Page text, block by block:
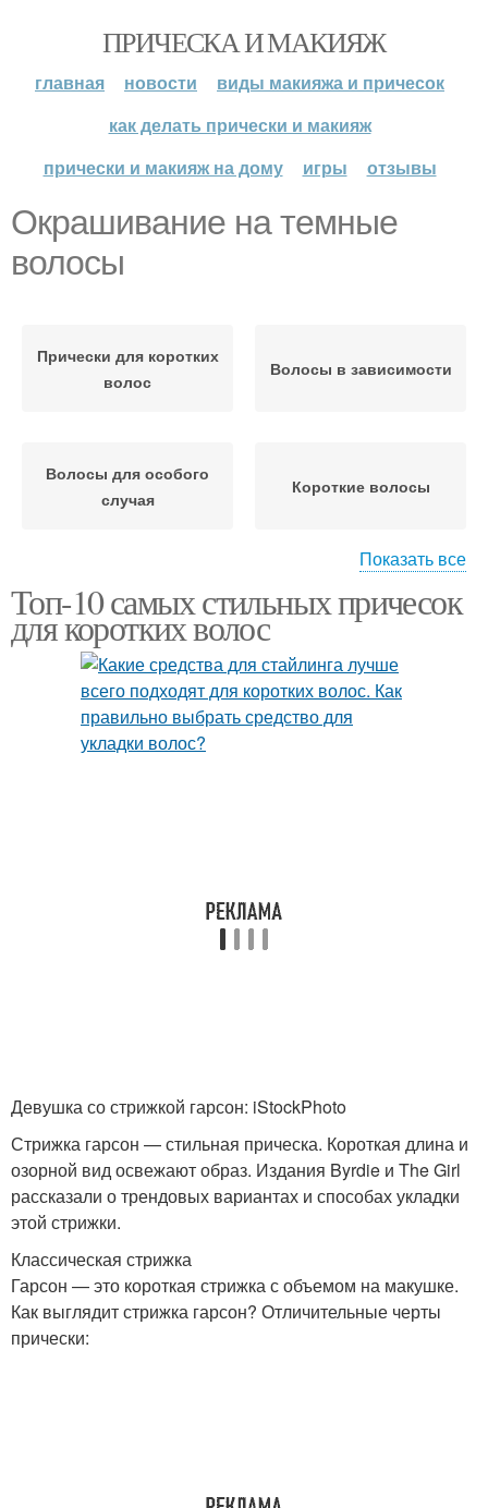
ПРИЧЕСКА И МАКИЯЖ
главная новости
виды макияжа и причесок
как делать прически и макияж
прически и макияж на дому
игры отзывы
Окрашивание на темные
волосы
Прически для коротких
волос
Волосы в зависимости
Волосы для особого
случая
Короткие волосы
Скрытое окрашивание Решения для волос
Волос в блонд Краситель с волос
Волос с челкой
Мелирование на
средние волосы
Волосы с челкой Кудрявые волосы
Показать все
Топ-10 самых стильных причесок
для коротких волос
Девушка со стрижкой гарсон: iStockPhoto
Стрижка гарсон — стильная прическа. Короткая длина и
озорной вид освежают образ. Издания Byrdie и The Girl
рассказали о трендовых вариантах и способах укладки
этой стрижки.
Классическая стрижка
Гарсон — это короткая стрижка с объемом на макушке.
Как выглядит стрижка гарсон? Отличительные черты
прически: